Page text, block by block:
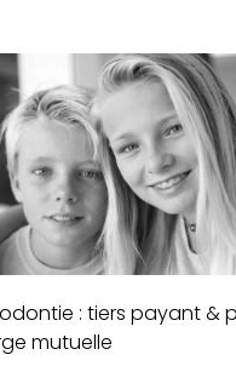
: tiers payant &
mutuelle